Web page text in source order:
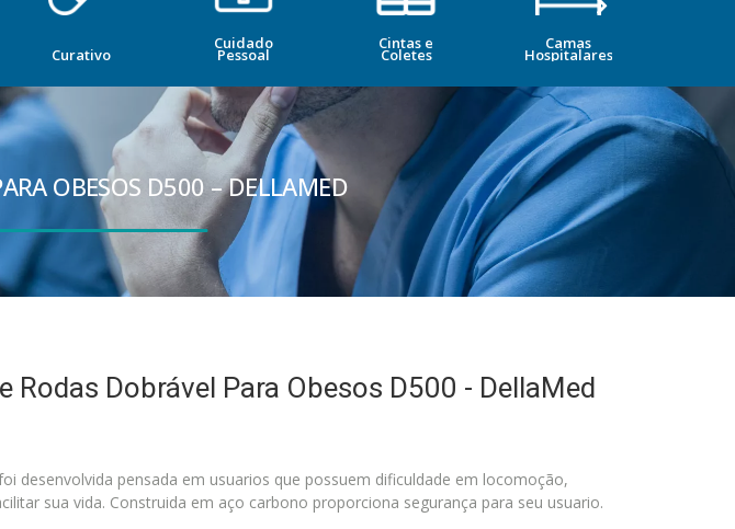
Curativo
Cuidado
Pessoal
Cintas e
Coletes
Camas
Hospitalares
OBESOS D500 – DELLAMED
Rodas Dobrável Para Obesos D500 - DellaMed
desenvolvida pensada em usuarios que possuem dificuldade em locomoção,
sua vida. Construida em aço carbono proporciona segurança para seu usuario.